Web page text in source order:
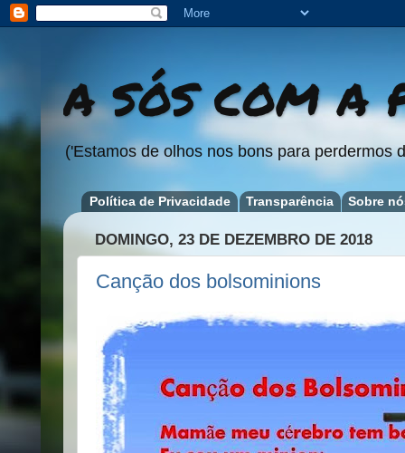
A SÓS COM A
('Estamos de olhos nos bons para perdermos
Política de Privacidade Transparência Sobre
DOMINGO, 23 DE DEZEMBRO DE 2018
Canção dos bolsominions